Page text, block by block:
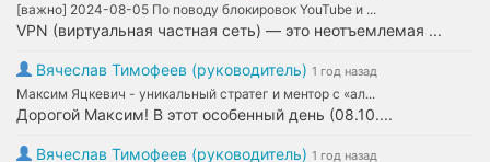
[важно] 2024-08-05 По поводу блокировок YouTube и ...
VPN (виртуальная частная сеть) — это неотъемлемая ...
Вячеслав Тимофеев (руководитель) 1 год назад
Максим Яцкевич - уникальный стратег и ментор с «ал...
Дорогой Максим! В этот особенный день (08.10....
Вячеслав Тимофеев (руководитель) 1 год назад